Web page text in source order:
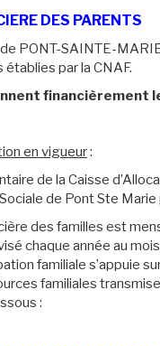
DES
PONT-SAINTE-
par la CNAF.
en vigueur:
de la Caisse
de Pont Ste
des familles est
chaque année au
familiale s’appuie
familiales
: